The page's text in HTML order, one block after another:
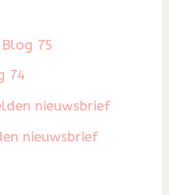
Blog 75
74
nieuwsbrief
nieuwsbrief